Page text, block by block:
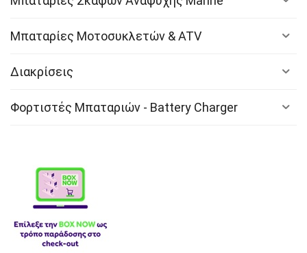
Μπαταρίες Μοτοσυκλετών & ATV
Διακρίσεις
Φορτιστές Μπαταριών - Battery Charger